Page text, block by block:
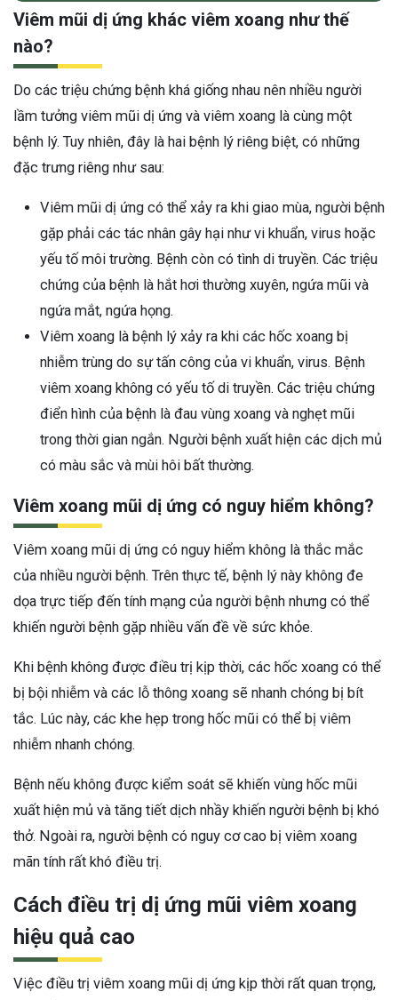
Viêm mũi dị ứng khác viêm xoang như thế
nào?
Do các triệu chứng bệnh khá giống nhau nên nhiều người
lầm tưởng viêm mũi dị ứng và viêm xoang là cùng một
bệnh lý. Tuy nhiên, đây là hai bệnh lý riêng biệt, có những
đặc trưng riêng như sau:
Viêm mũi dị ứng có thể xảy ra khi giao mùa, người bệnh
gặp phải các tác nhân gây hại như vi khuẩn, virus hoặc
yếu tố môi trường. Bệnh còn có tình di truyền. Các triệu
chứng của bệnh là hắt hơi thường xuyên, ngứa mũi và
ngứa mắt, ngứa họng.
Viêm xoang là bệnh lý xảy ra khi các hốc xoang bị
nhiễm trùng do sự tấn công của vi khuẩn, virus. Bệnh
viêm xoang không có yếu tố di truyền. Các triệu chứng
điển hình của bệnh là đau vùng xoang và nghẹt mũi
trong thời gian ngắn. Người bệnh xuất hiện các dịch mủ
có màu sắc và mùi hôi bất thường.
Viêm xoang mũi dị ứng có nguy hiểm không?
Viêm xoang mũi dị ứng có nguy hiểm không là thắc mắc
của nhiều người bệnh. Trên thực tế, bệnh lý này không đe
dọa trực tiếp đến tính mạng của người bệnh nhưng có thể
khiến người bệnh gặp nhiều vấn đề về sức khỏe.
Khi bệnh không được điều trị kịp thời, các hốc xoang có thể
bị bội nhiễm và các lỗ thông xoang sẽ nhanh chóng bị bít
tắc. Lúc này, các khe hẹp trong hốc mũi có thể bị viêm
nhiễm nhanh chóng.
Bệnh nếu không được kiểm soát sẽ khiến vùng hốc mũi
xuất hiện mủ và tăng tiết dịch nhầy khiến người bệnh bị khó
thở. Ngoài ra, người bệnh có nguy cơ cao bị viêm xoang
mãn tính rất khó điều trị.
Cách điều trị dị ứng mũi viêm xoang
hiệu quả cao
Việc điều trị viêm xoang mũi dị ứng kịp thời rất quan trọng,